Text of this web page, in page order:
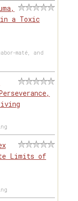
a Toxic
maté, and
Limits of